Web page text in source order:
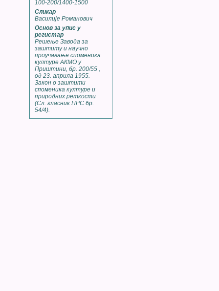
100-200/1400-1500
Сликар
Василије Романович
Основ за упис у
регистар
Решење Завода за
заштиту и научно
проучавање споменика
културе АКМО у
Приштини, бр. 200/55 ,
од 23. априла 1955.
Закон о заштити
споменика културе и
природних реткости
(Сл. гласник НРС бр.
54/4).